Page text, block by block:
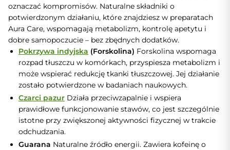
oznaczać kompromisów. Naturalne składniki o
potwierdzonym działaniu, które znajdziesz w preparatach
Aura Care, wspomagają metabolizm, kontrolę apetytu i
dobre samopoczucie – bez zbędnych dodatków.
Pokrzywa indyjska (Forskolina) Forskolina wspomaga
rozpad tłuszczu w komórkach, przyspiesza metabolizm i
może wspierać redukcję tkanki tłuszczowej. Jej działanie
zostało potwierdzone w badaniach naukowych.
Czarci pazur Działa przeciwzapalnie i wspiera
prawidłowe funkcjonowanie stawów, co jest szczególnie
istotne przy zwiększonej aktywności fizycznej w trakcie
odchudzania.
Guarana Naturalne źródło energii. Zawiera kofeinę o